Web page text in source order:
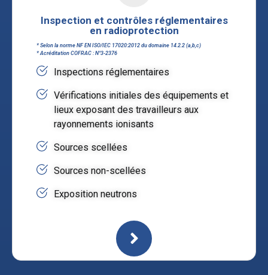
Inspection et contrôles réglementaires
en radioprotection
* Selon la norme NF EN ISO/IEC 17020:2012 du domaine 14.2.2 (a,b,c)
* Acréditation COFRAC : N°3-2376
Inspections réglementaires
Vérifications initiales des équipements et
lieux exposant des travailleurs aux
rayonnements ionisants
Sources scellées
Sources non-scellées
Exposition neutrons